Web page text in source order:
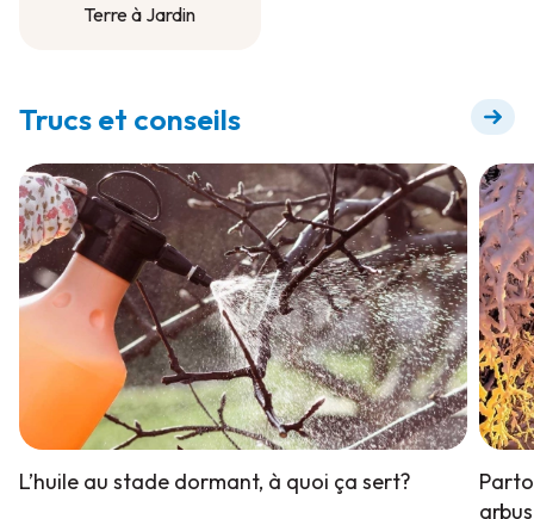
Terre à Jardin
Trucs et conseils
L’huile au stade dormant, à quoi ça sert?